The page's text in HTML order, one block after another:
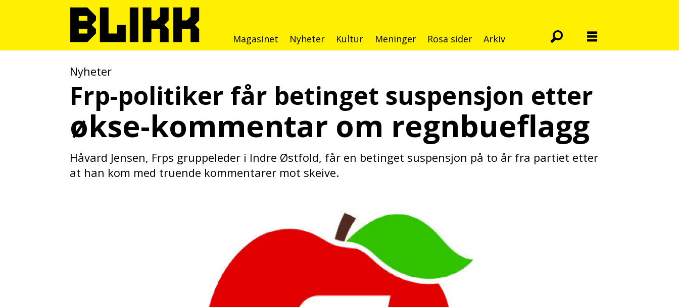
Magasinet Nyheter Kultur Meninger Rosa sider Arkiv
Nyheter
Frp-politiker får betinget suspensjon etter
økse-kommentar om regnbueflagg
Håvard Jensen, Frps gruppeleder i Indre Østfold, får en betinget suspensjon på to år fra partiet etter
at han kom med truende kommentarer mot skeive.